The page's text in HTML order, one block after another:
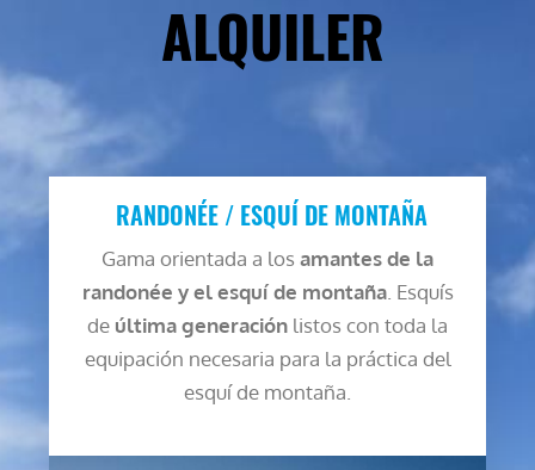
ALQUILER
RANDONÉE / ESQUÍ DE MONTAÑA
Gama orientada a los amantes de la
randonée y el esquí de montaña. Esquís
de última generación listos con toda la
equipación necesaria para la práctica del
esquí de montaña.